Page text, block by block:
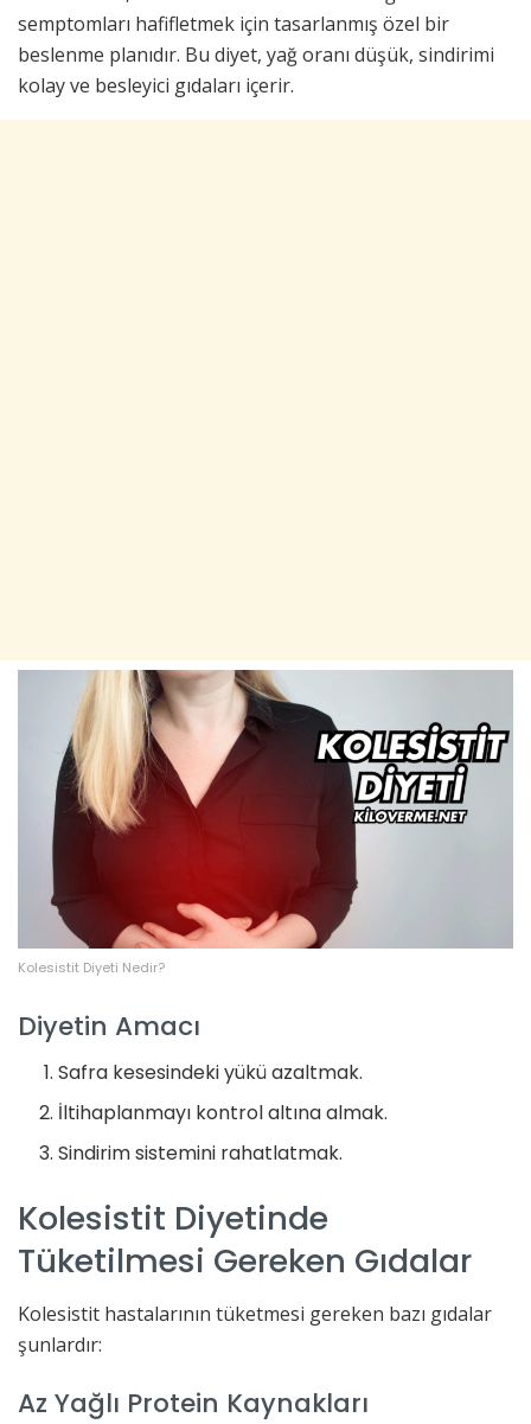
semptomları hafifletmek için tasarlanmış özel bir
beslenme planıdır. Bu diyet, yağ oranı düşük, sindirimi
kolay ve besleyici gıdaları içerir.
Kolesistit Diyeti Nedir?
Diyetin Amacı
Safra kesesindeki yükü azaltmak.
İltihaplanmayı kontrol altına almak.
Sindirim sistemini rahatlatmak.
Kolesistit Diyetinde
Tüketilmesi Gereken Gıdalar
Kolesistit hastalarının tüketmesi gereken bazı gıdalar
şunlardır:
Az Yağlı Protein Kaynakları